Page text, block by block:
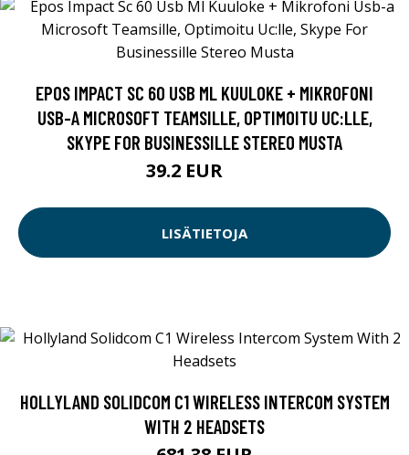
EPOS IMPACT SC 60 USB ML KUULOKE + MIKROFONI
USB-A MICROSOFT TEAMSILLE, OPTIMOITU UC:LLE,
SKYPE FOR BUSINESSILLE STEREO MUSTA
39.2 EUR
LISÄTIETOJA
HOLLYLAND SOLIDCOM C1 WIRELESS INTERCOM SYSTEM
WITH 2 HEADSETS